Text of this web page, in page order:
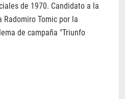
de 1970. Candidato a la
Radomiro Tomic por la
de campaña "Triunfo